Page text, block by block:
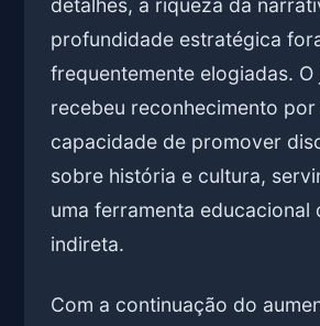
detalhes, a riqueza da
profundidade estratégica
frequentemente elogiadas.
recebeu reconhecimento por
capacidade de promover
sobre história e cultura,
uma ferramenta educacional
indireta.
Com a continuação do